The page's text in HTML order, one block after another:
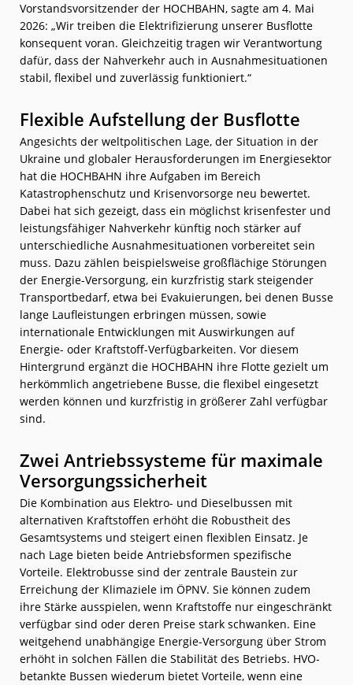
Vorstandsvorsitzender der HOCHBAHN, sagte am 4. Mai
2026: „Wir treiben die Elektrifizierung unserer Busflotte
konsequent voran. Gleichzeitig tragen wir Verantwortung
dafür, dass der Nahverkehr auch in Ausnahmesituationen
stabil, flexibel und zuverlässig funktioniert.“
Flexible Aufstellung der Busflotte
Angesichts der weltpolitischen Lage, der Situation in der
Ukraine und globaler Herausforderungen im Energiesektor
hat die HOCHBAHN ihre Aufgaben im Bereich
Katastrophenschutz und Krisenvorsorge neu bewertet.
Dabei hat sich gezeigt, dass ein möglichst krisenfester und
leistungsfähiger Nahverkehr künftig noch stärker auf
unterschiedliche Ausnahmesituationen vorbereitet sein
muss. Dazu zählen beispielsweise großflächige Störungen
der Energie-Versorgung, ein kurzfristig stark steigender
Transportbedarf, etwa bei Evakuierungen, bei denen Busse
lange Laufleistungen erbringen müssen, sowie
internationale Entwicklungen mit Auswirkungen auf
Energie- oder Kraftstoff-Verfügbarkeiten. Vor diesem
Hintergrund ergänzt die HOCHBAHN ihre Flotte gezielt um
herkömmlich angetriebene Busse, die flexibel eingesetzt
werden können und kurzfristig in größerer Zahl verfügbar
sind.
Zwei Antriebssysteme für maximale
Versorgungssicherheit
Die Kombination aus Elektro- und Dieselbussen mit
alternativen Kraftstoffen erhöht die Robustheit des
Gesamtsystems und steigert einen flexiblen Einsatz. Je
nach Lage bieten beide Antriebsformen spezifische
Vorteile. Elektrobusse sind der zentrale Baustein zur
Erreichung der Klimaziele im ÖPNV. Sie können zudem
ihre Stärke ausspielen, wenn Kraftstoffe nur eingeschränkt
verfügbar sind oder deren Preise stark schwanken. Eine
weitgehend unabhängige Energie-Versorgung über Strom
erhöht in solchen Fällen die Stabilität des Betriebs. HVO-
betankte Bussen wiederum bietet Vorteile, wenn eine